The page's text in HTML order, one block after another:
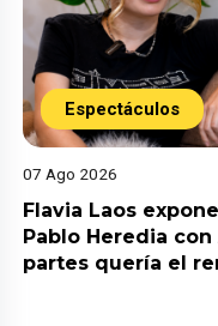
Espectáculos
07 Ago 2026
Flavia Laos
Pablo Heredia con
partes quería el